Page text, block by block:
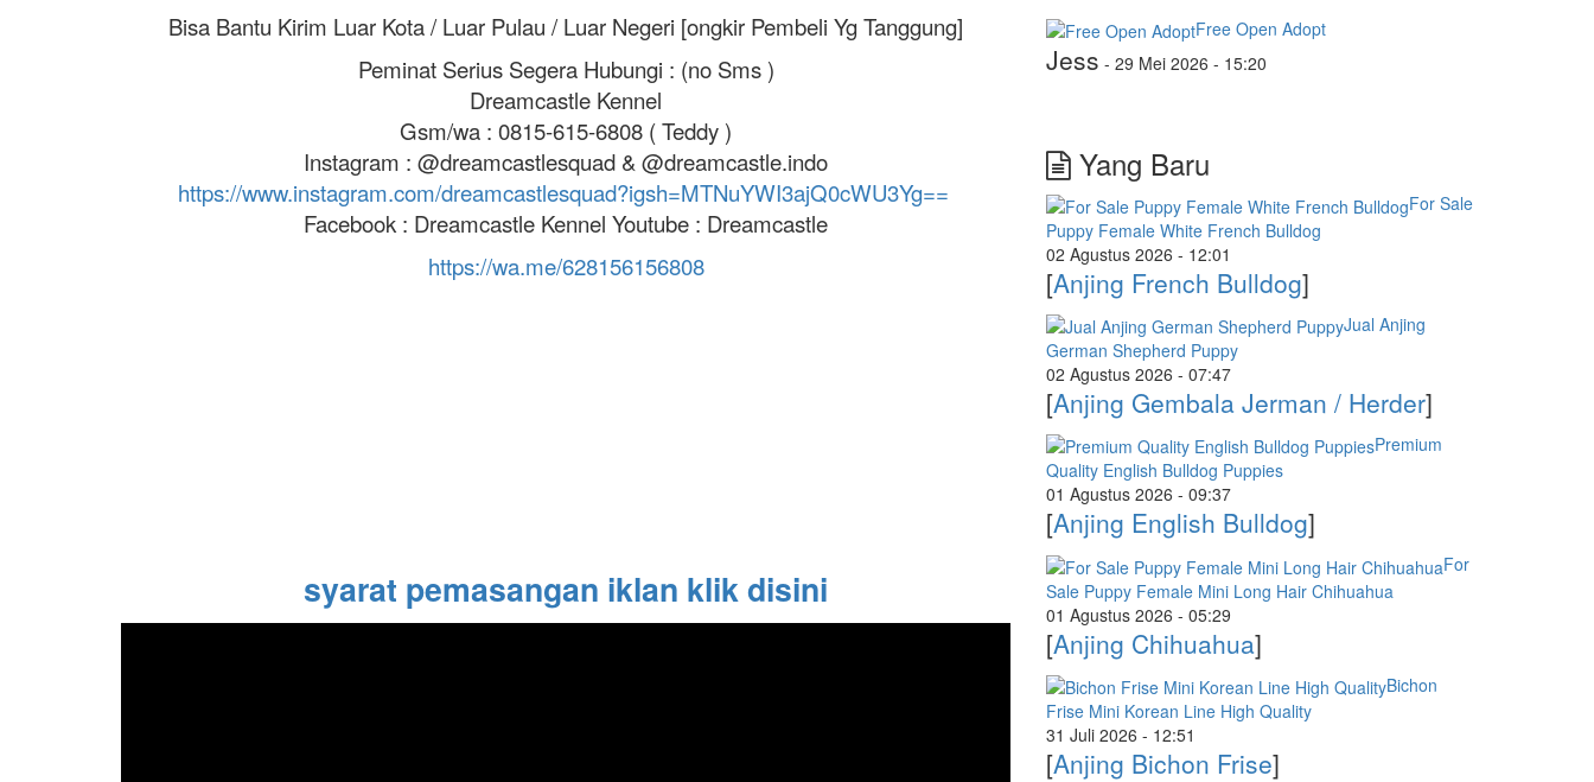
Bisa Bantu Kirim Luar Kota / Luar Pulau / Luar Negeri [ongkir Pembeli Yg Tanggung]
Peminat Serius Segera Hubungi : (no Sms )
Dreamcastle Kennel
Gsm/wa : 0815-615-6808 ( Teddy )
Instagram : @dreamcastlesquad & @dreamcastle.indo
https://www.instagram.com/dreamcastlesquad?igsh=MTNuYWI3ajQ0cWU3Yg==
Facebook : Dreamcastle Kennel Youtube : Dreamcastle
https://wa.me/628156156808
syarat pemasangan iklan klik disini
Free Open Adopt
Jess - 29 Mei 2026 - 15:20
Yang Baru
For Sale
Puppy Female White French Bulldog
02 Agustus 2026 - 12:01
[Anjing French Bulldog]
Jual Anjing
German Shepherd Puppy
02 Agustus 2026 - 07:47
[Anjing Gembala Jerman / Herder]
Premium
Quality English Bulldog Puppies
01 Agustus 2026 - 09:37
[Anjing English Bulldog]
For
Sale Puppy Female Mini Long Hair Chihuahua
01 Agustus 2026 - 05:29
[Anjing Chihuahua]
Bichon
Frise Mini Korean Line High Quality
31 Juli 2026 - 12:51
[Anjing Bichon Frise]